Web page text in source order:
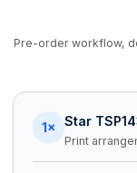
Pre-order workflow,
1× Star
Print